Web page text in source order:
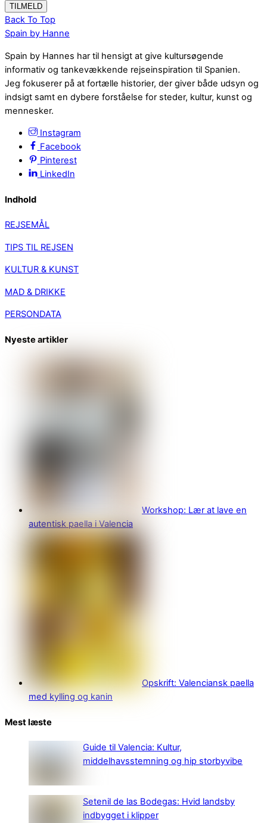
Back To Top
Spain by Hanne
Spain by Hannes har til hensigt at give kultursøgende
informativ og tankevækkende rejseinspiration til Spanien.
Jeg fokuserer på at fortælle historier, der giver både udsyn og
indsigt samt en dybere forståelse for steder, kultur, kunst og
mennesker.
Instagram
Facebook
Pinterest
LinkedIn
Indhold
REJSEMÅL
TIPS TIL REJSEN
KULTUR & KUNST
MAD & DRIKKE
PERSONDATA
Nyeste artikler
Workshop: Lær at lave en
autentisk paella i Valencia
Opskrift: Valenciansk paella
med kylling og kanin
Mest læste
Guide til Valencia: Kultur,
middelhavsstemning og hip storbyvibe
Setenil de las Bodegas: Hvid landsby
indbygget i klipper